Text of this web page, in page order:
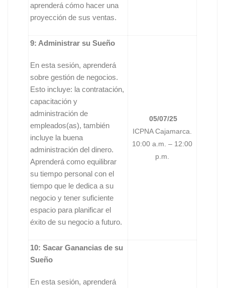
aprenderá cómo hacer una
proyección de sus ventas.
9: Administrar su Sueño
En esta sesión, aprenderá
sobre gestión de negocios.
Esto incluye: la contratación,
capacitación y
administración de
empleados(as), también
incluye la buena
administración del dinero.
Aprenderá como equilibrar
su tiempo personal con el
tiempo que le dedica a su
negocio y tener suficiente
espacio para planificar el
éxito de su negocio a futuro.
05/07/25
ICPNA Cajamarca.
10:00 a.m. – 12:00
p.m.
10: Sacar Ganancias de su
Sueño
En esta sesión, aprenderá